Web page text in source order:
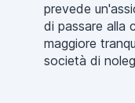
prevede
di passare alla
maggiore
società di